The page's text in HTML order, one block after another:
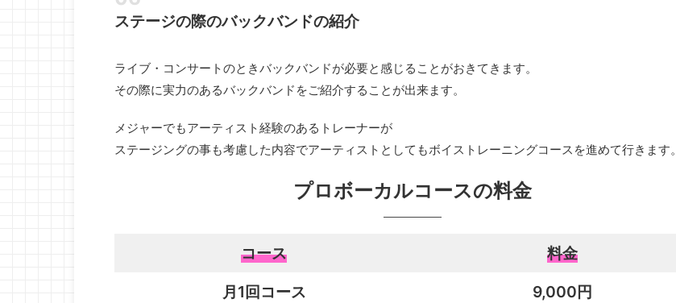
ステージの際のバックバンドの紹介
ライブ・コンサートのときバックバンドが必要と感じることがおきてきます。
その際に実力のあるバックバンドをご紹介することが出来ます。
メジャーでもアーティスト経験のあるトレーナーが
ステージングの事も考慮した内容でアーティストとしてもボイストレーニングコースを進めて行きます。
プロボーカルコースの料金
コース
料金
月1回コース
9,000円